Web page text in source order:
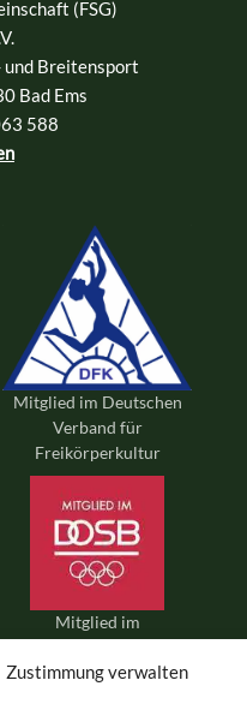
Zustimmung verwalten
(FSG)
und Breitensport
Bad Ems
588
Mitglied im Deutschen
Verband für
Freikörperkultur
Mitglied im
Olympischen